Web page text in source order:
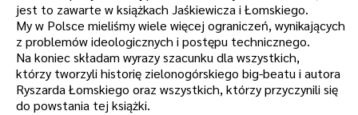
jest to zawarte w książkach Jaśkiewicza i Łomskiego.
My w Polsce mieliśmy wiele więcej ograniczeń, wynikających
z problemów ideologicznych i postępu technicznego.
Na koniec składam wyrazy szacunku dla wszystkich,
którzy tworzyli historię zielonogórskiego big-beatu i autora
Ryszarda Łomskiego oraz wszystkich, którzy przyczynili się
do powstania tej książki.